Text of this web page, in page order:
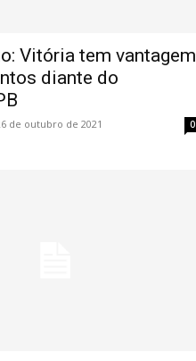
Vitória tem vantagem
diante do
de outubro de 2021 0